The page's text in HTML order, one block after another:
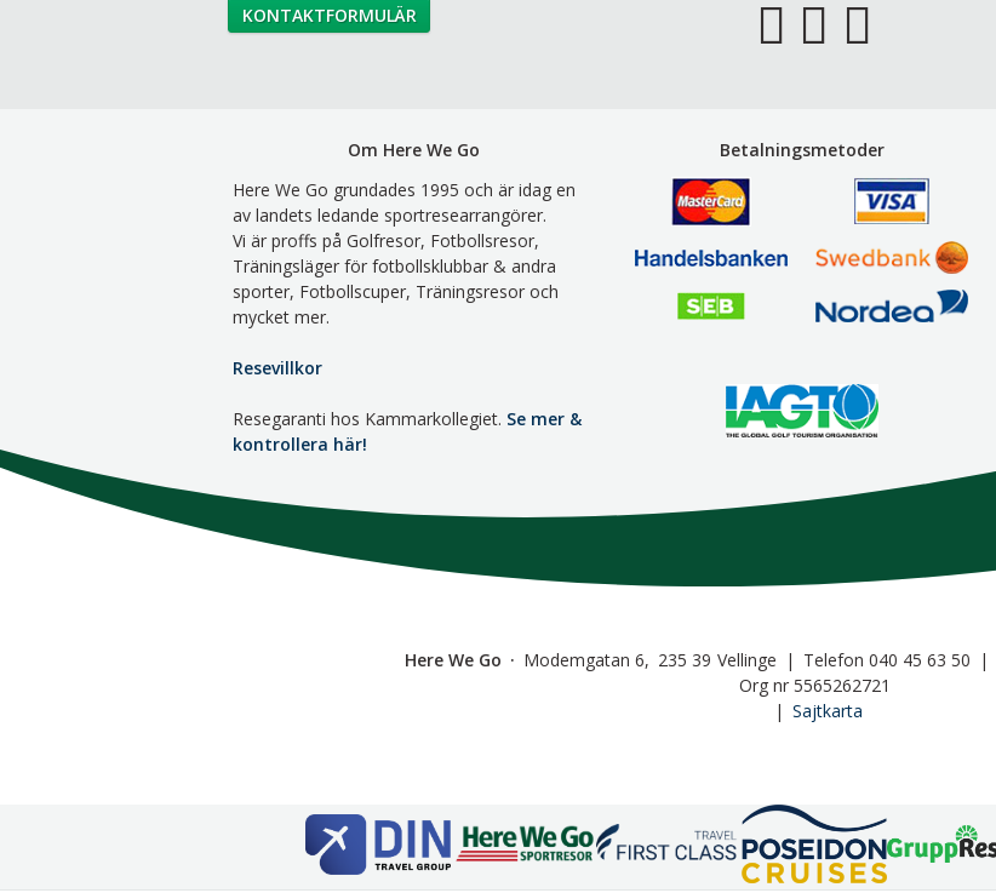
KONTAKTFORMULÄR
Om Here We Go
Here We Go grundades 1995 och är idag en
av landets ledande sportresearrangörer.
Vi är proffs på Golfresor, Fotbollsresor,
Träningsläger för fotbollsklubbar & andra
sporter, Fotbollscuper, Träningsresor och
mycket mer.
Resevillkor
Resegaranti hos Kammarkollegiet. Se mer &
kontrollera här!
Betalningsmetoder
Here We Go Modemgatan 6 235 39 Vellinge Telefon 040 45 63 50
Org nr 5565262721
Sajtkarta